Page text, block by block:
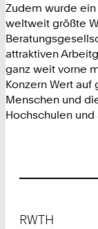
Zudem wurde
weltweit größte
attraktiven
ganz weit vorne
Konzern Wert
Menschen und
Hochschulen und
RWTH